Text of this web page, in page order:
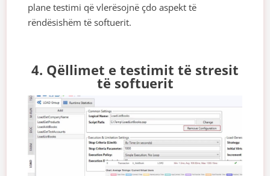
plane testimi që vlerësojnë çdo aspekt të
rëndësishëm të softuerit.
4. Qëllimet e testimit të stresit
të softuerit